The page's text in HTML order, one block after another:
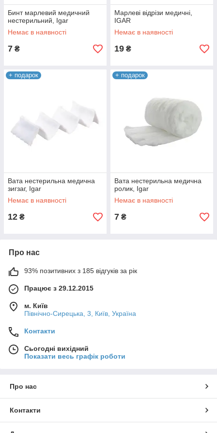
Бинт марлевий медичний
нестерильний, Igar
Немає в наявності
7 ₴
Марлеві відрізи медичні,
IGAR
Немає в наявності
19 ₴
+ подарок
Вата нестерильна медична
зигзаг, Igar
Немає в наявності
12 ₴
+ подарок
Вата нестерильна медична
ролик, Igar
Немає в наявності
7 ₴
Про нас
93% позитивних з 185 відгуків за рік
Працює з 29.12.2015
м. Київ
Північно-Сирецька, 3, Київ, Україна
Контакти
Сьогодні вихідний
Показати весь графік роботи
Про нас
Контакти